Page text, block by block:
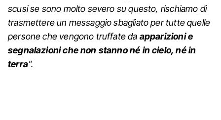
scusi se sono molto severo su questo, rischiamo di
trasmettere un messaggio sbagliato per tutte quelle
persone che vengono truffate da apparizioni e
segnalazioni che non stanno né in cielo, né in
terra".